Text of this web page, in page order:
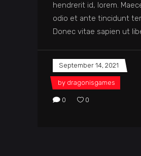
hendrerit id, lorem.
odio et ante tincidunt
Donec vitae sapien ut
September 14, 2021
by dragonisgames
0 0